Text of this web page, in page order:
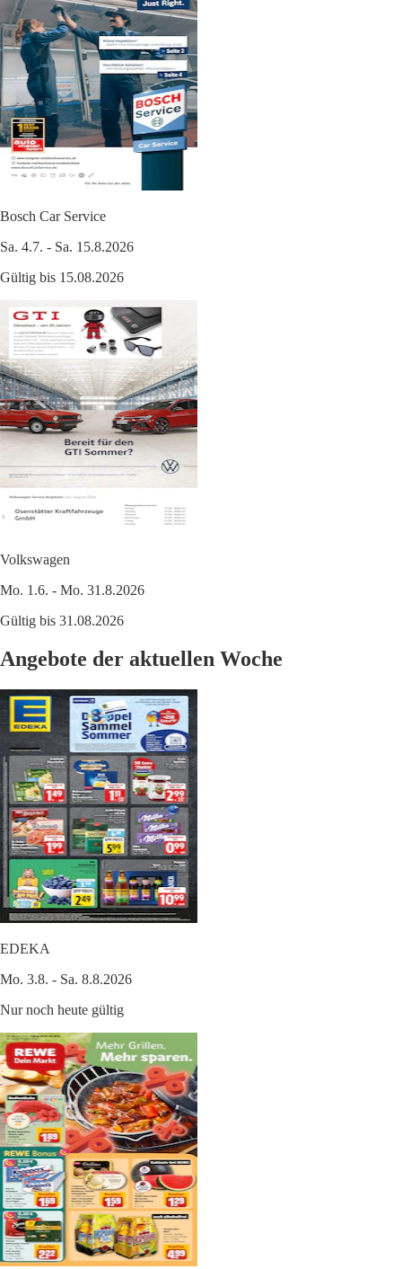
Bosch Car Service
Sa. 4.7. - Sa. 15.8.2026
Gültig bis 15.08.2026
Volkswagen
Mo. 1.6. - Mo. 31.8.2026
Gültig bis 31.08.2026
Angebote der aktuellen Woche
EDEKA
Mo. 3.8. - Sa. 8.8.2026
Nur noch heute gültig